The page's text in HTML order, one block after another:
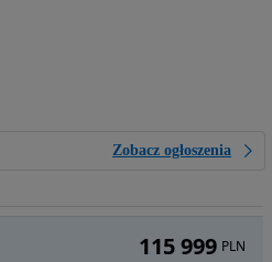
Zobacz ogłoszenia
115 999 PLN